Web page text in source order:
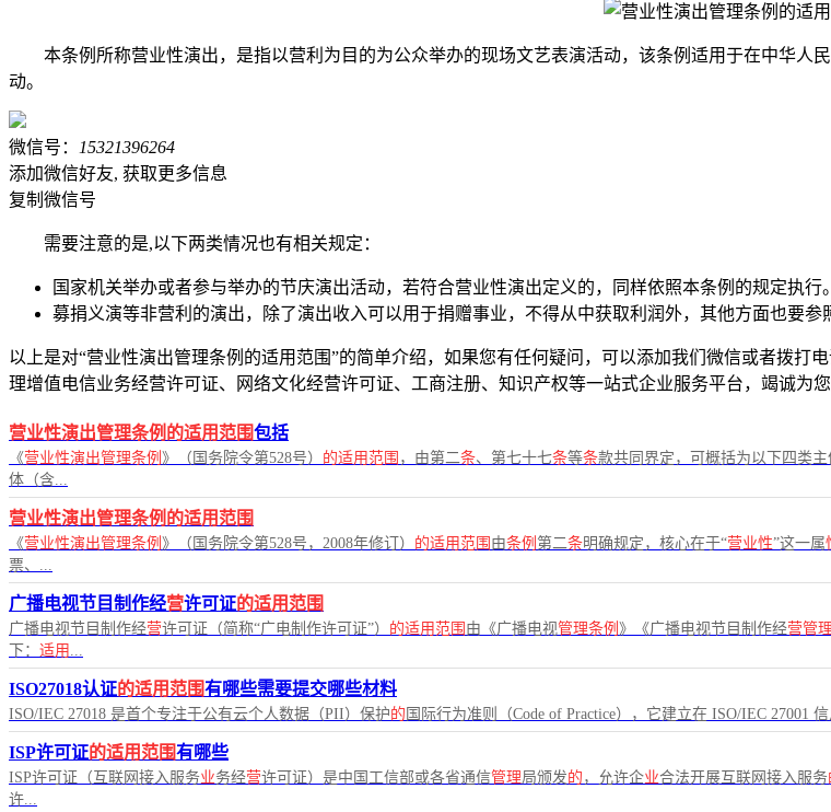
本条例所称营业性演出，是指以营利为目的为公众举办的现场文艺表演活动，该条例适用于在中华
动。
微信号：
15321396264
添加微信好友, 获取更多信息
复制微信号
需要注意的是,以下两类情况也有相关规定：
国家机关举办或者参与举办的节庆演出活动，若符合营业性演出定义的，同样依照本条例的规定执行。
募捐义演等非营利的演出，除了演出收入可以用于捐赠事业，不得从中获取利润外，其他方面也要参
以上是对“营业性演出管理条例的适用范围”的简单介绍，如果您有任何疑问，可以添加我们微信或者拨打
理增值电信业务经营许可证、网络文化经营许可证、工商注册、知识产权等一站式企业服务平台，竭诚为您
营业性演出管理条例的适用范围包括
《营业性演出管理条例 》（国务院令第528号） 的适用范围 ，由第二条、第七十七条等条款共同界定，可概括为以下四类
体（含...
营业性演出管理条例的适用范围
《营业性演出管理条例 》（国务院令第528号，2008年修订） 的适用范围 由条例 第二条明确规定，核心在于“营业性”这一属
票、...
广播电视节目制作经营许可证的适用范围
广播电视节目制作经营许可证（简称“广电制作许可证”） 的适用范围 由《广播电视管理条例 》《广播电视节目制作经营管理
下： 适用
ISO27018认证的适用范围有哪些需要提交哪些材料
ISO/IEC 27018 是首个专注于公有云个人数据（PII）保护的 国际行为准则（Code of Practice），它建立在 ISO/IEC 27001
ISP许可证的适用范围有哪些
ISP许可证（互联网接入服务业务经营许可证）是中国工信部或各省通信管理局颁发的 ，允许企业合法开展互联网接入服务
许...